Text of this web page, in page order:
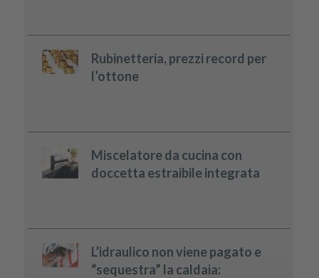
Rubinetteria, prezzi record per
l’ottone
Miscelatore da cucina con
doccetta estraibile integrata
L’idraulico non viene pagato e
“sequestra” la caldaia: